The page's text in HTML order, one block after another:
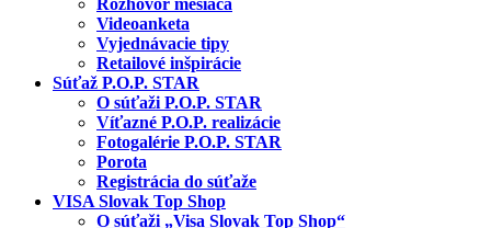
Rozhovor mesiaca
Videoanketa
Vyjednávacie tipy
Retailové inšpirácie
Súťaž P.O.P. STAR
O súťaži P.O.P. STAR
Víťazné P.O.P. realizácie
Fotogalérie P.O.P. STAR
Porota
Registrácia do súťaže
VISA Slovak Top Shop
O súťaži „Visa Slovak Top Shop“